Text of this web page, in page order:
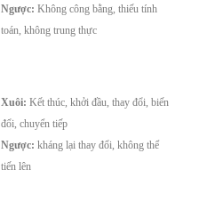
Ngược: Không công bằng, thiếu tính
toán, không trung thực
Xuôi: Kết thúc, khởi đầu, thay đổi, biến
đổi, chuyển tiếp
Ngược: kháng lại thay đổi, không thể
tiến lên